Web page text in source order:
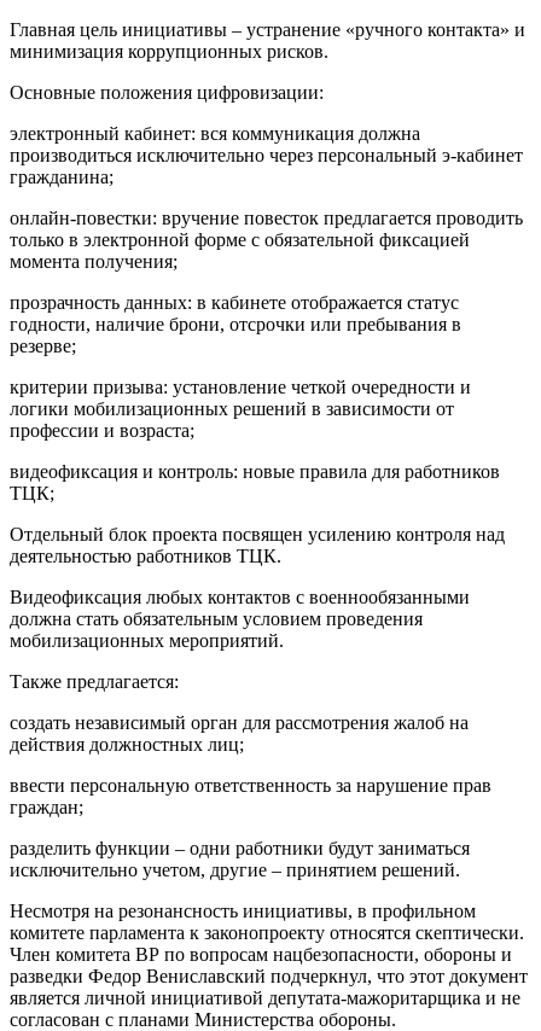
Главная цель инициативы – устранение «ручного контакта» и
минимизация коррупционных рисков.
Основные положения цифровизации:
электронный кабинет: вся коммуникация должна
производиться исключительно через персональный э-кабинет
гражданина;
онлайн-повестки: вручение повесток предлагается проводить
только в электронной форме с обязательной фиксацией
момента получения;
прозрачность данных: в кабинете отображается статус
годности, наличие брони, отсрочки или пребывания в
резерве;
критерии призыва: установление четкой очередности и
логики мобилизационных решений в зависимости от
профессии и возраста;
видеофиксация и контроль: новые правила для работников
ТЦК;
Отдельный блок проекта посвящен усилению контроля над
деятельностью работников ТЦК.
Видеофиксация любых контактов с военнообязанными
должна стать обязательным условием проведения
мобилизационных мероприятий.
Также предлагается:
создать независимый орган для рассмотрения жалоб на
действия должностных лиц;
ввести персональную ответственность за нарушение прав
граждан;
разделить функции – одни работники будут заниматься
исключительно учетом, другие – принятием решений.
Несмотря на резонансность инициативы, в профильном
комитете парламента к законопроекту относятся скептически.
Член комитета ВР по вопросам нацбезопасности, обороны и
разведки Федор Вениславский подчеркнул, что этот документ
является личной инициативой депутата-мажоритарщика и не
согласован с планами Министерства обороны.